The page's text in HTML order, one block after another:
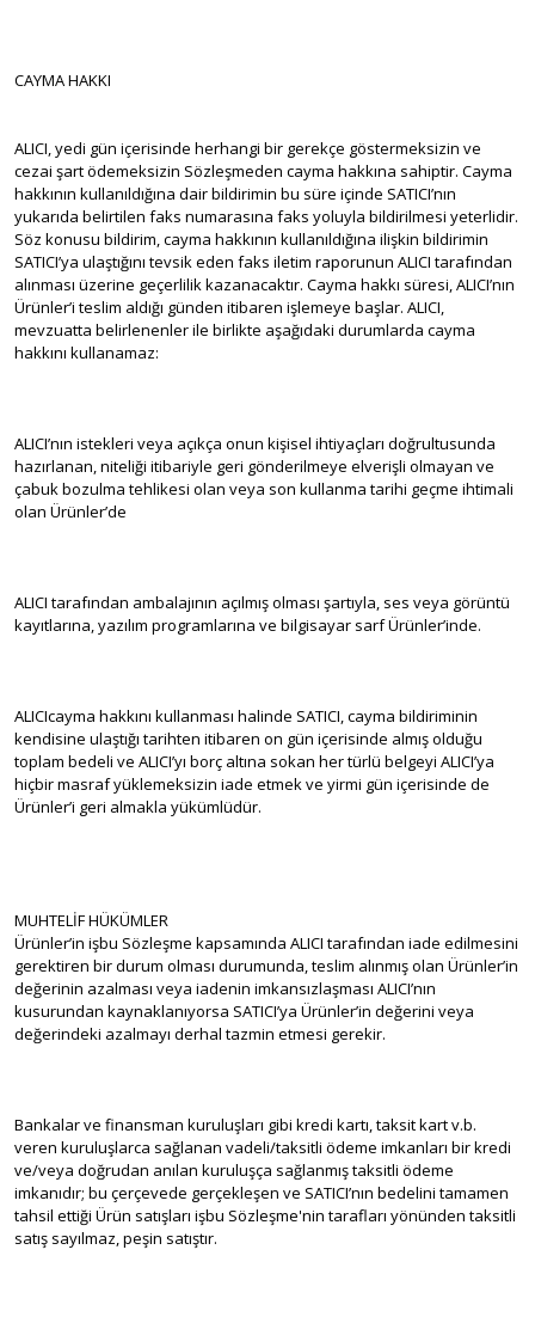
CAYMA HAKKI
ALICI, yedi gün içerisinde herhangi bir gerekçe göstermeksizin ve
cezai şart ödemeksizin Sözleşmeden cayma hakkına sahiptir. Cayma
hakkının kullanıldığına dair bildirimin bu süre içinde SATICI’nın
yukarıda belirtilen faks numarasına faks yoluyla bildirilmesi yeterlidir.
Söz konusu bildirim, cayma hakkının kullanıldığına ilişkin bildirimin
SATICI’ya ulaştığını tevsik eden faks iletim raporunun ALICI tarafından
alınması üzerine geçerlilik kazanacaktır. Cayma hakkı süresi, ALICI’nın
Ürünler’i teslim aldığı günden itibaren işlemeye başlar. ALICI,
mevzuatta belirlenenler ile birlikte aşağıdaki durumlarda cayma
hakkını kullanamaz:
ALICI’nın istekleri veya açıkça onun kişisel ihtiyaçları doğrultusunda
hazırlanan, niteliği itibariyle geri gönderilmeye elverişli olmayan ve
çabuk bozulma tehlikesi olan veya son kullanma tarihi geçme ihtimali
olan Ürünler’de
ALICI tarafından ambalajının açılmış olması şartıyla, ses veya görüntü
kayıtlarına, yazılım programlarına ve bilgisayar sarf Ürünler’inde.
ALICIcayma hakkını kullanması halinde SATICI, cayma bildiriminin
kendisine ulaştığı tarihten itibaren on gün içerisinde almış olduğu
toplam bedeli ve ALICI’yı borç altına sokan her türlü belgeyi ALICI’ya
hiçbir masraf yüklemeksizin iade etmek ve yirmi gün içerisinde de
Ürünler’i geri almakla yükümlüdür.
MUHTELİF HÜKÜMLER
Ürünler’in işbu Sözleşme kapsamında ALICI tarafından iade edilmesini
gerektiren bir durum olması durumunda, teslim alınmış olan Ürünler’in
değerinin azalması veya iadenin imkansızlaşması ALICI’nın
kusurundan kaynaklanıyorsa SATICI’ya Ürünler’in değerini veya
değerindeki azalmayı derhal tazmin etmesi gerekir.
Bankalar ve finansman kuruluşları gibi kredi kartı, taksit kart v.b.
veren kuruluşlarca sağlanan vadeli/taksitli ödeme imkanları bir kredi
ve/veya doğrudan anılan kuruluşça sağlanmış taksitli ödeme
imkanıdır; bu çerçevede gerçekleşen ve SATICI’nın bedelini tamamen
tahsil ettiği Ürün satışları işbu Sözleşme'nin tarafları yönünden taksitli
satış sayılmaz, peşin satıştır.